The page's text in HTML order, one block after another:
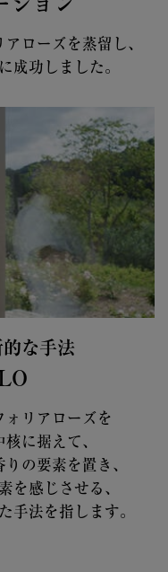
ローズを蒸留し、
成功しました。
な手法
ォリアローズを
に据えて、
の要素を置き、
を感じさせる、
手法を指します。